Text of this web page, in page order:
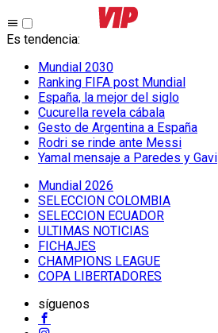
Es tendencia:
Mundial 2030
Ranking FIFA post Mundial
España, la mejor del siglo
Cucurella revela cábala
Gesto de Argentina a España
Rodri se rinde ante Messi
Yamal mensaje a Paredes y Gavi
Mundial 2026
SELECCION COLOMBIA
SELECCION ECUADOR
ULTIMAS NOTICIAS
FICHAJES
CHAMPIONS LEAGUE
COPA LIBERTADORES
síguenos